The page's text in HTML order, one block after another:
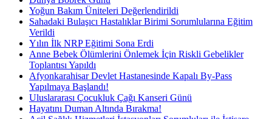
Yoğun Bakım Üniteleri Değerlendirildi
Sahadaki Bulaşıcı Hastalıklar Birimi Sorumlularına Eğitim
Verildi
Yılın İlk NRP Eğitimi Sona Erdi
Anne Bebek Ölümlerini Önlemek İçin Riskli Gebelikler
Toplantısı Yapıldı
Afyonkarahisar Devlet Hastanesinde Kapalı By-Pass
Yapılmaya Başlandı!
Uluslararası Çocukluk Çağı Kanseri Günü
Hayatını Duman Altında Bırakma!